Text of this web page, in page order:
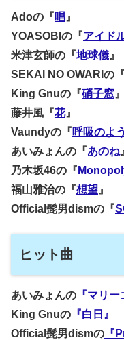
Adoの『唱 』
YOASOBIの『アイド
米津玄師の『地球儀 』
SEKAI NO OWARIの『
King Gnuの『硝子窓 』
藤井風『花』
Vaundyの『呼吸のよ
あいみょんの『あのね
乃木坂46の『
福山雅治の『想望 』
Official髭男dismの『
ヒット曲
あいみょんの 『マリー
King Gnuの 『白日』
Official髭男dismの 『